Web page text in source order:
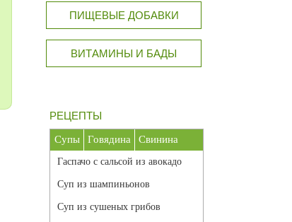
ПИЩЕВЫЕ ДОБАВКИ
ВИТАМИНЫ И БАДЫ
РЕЦЕПТЫ
Супы Говядина Свинина
Гаспачо с сальсой из авокадо
Суп из шампиньонов
Суп из сушеных грибов